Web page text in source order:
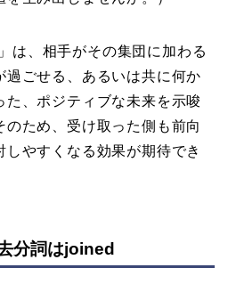
は、相手がその集団に加わる
過ごせる、あるいは共に何か
た、ポジティブな未来を示唆
ため、受け取った側も前向
しやすくなる効果が期待でき
分詞はjoined